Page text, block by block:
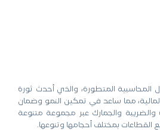
المحاسبية المتطورة، والذي أحدث ثورة
مما ساعد في تمكين النمو وضمان
والضريبة والجمارك عبر مجموعة متنوعة
بمختلف أحجامها وتنوعها.